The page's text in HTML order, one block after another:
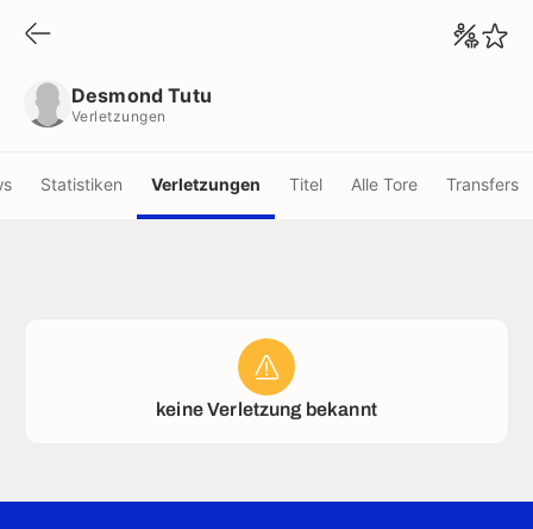
Desmond Tutu
Verletzungen
Statistiken Verletzungen Titel Alle Tore Transfers
keine Verletzung bekannt